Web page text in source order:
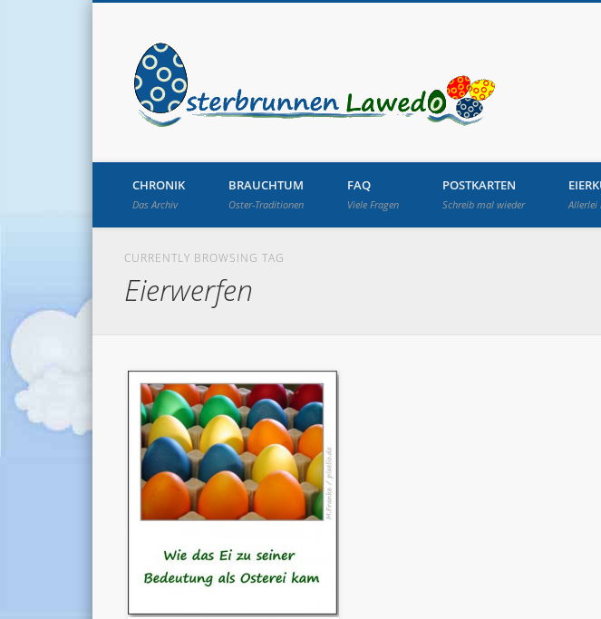
CHRONIK
Das Archiv
BRAUCHTUM
Oster-Traditionen
FAQ
Viele Fragen
POSTKARTEN
Schreib mal wieder Allerlei
CURRENTLY BROWSING TAG
Eierwerfen